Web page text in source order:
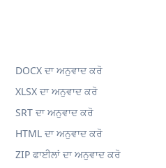
DOCX ਦਾ ਅਨੁਵਾਦ ਕਰੋ
XLSX ਦਾ ਅਨੁਵਾਦ ਕਰੋ
SRT ਦਾ ਅਨੁਵਾਦ ਕਰੋ
HTML ਦਾ ਅਨੁਵਾਦ ਕਰੋ
ZIP ਫਾਈਲਾਂ ਦਾ ਅਨੁਵਾਦ ਕਰੋ